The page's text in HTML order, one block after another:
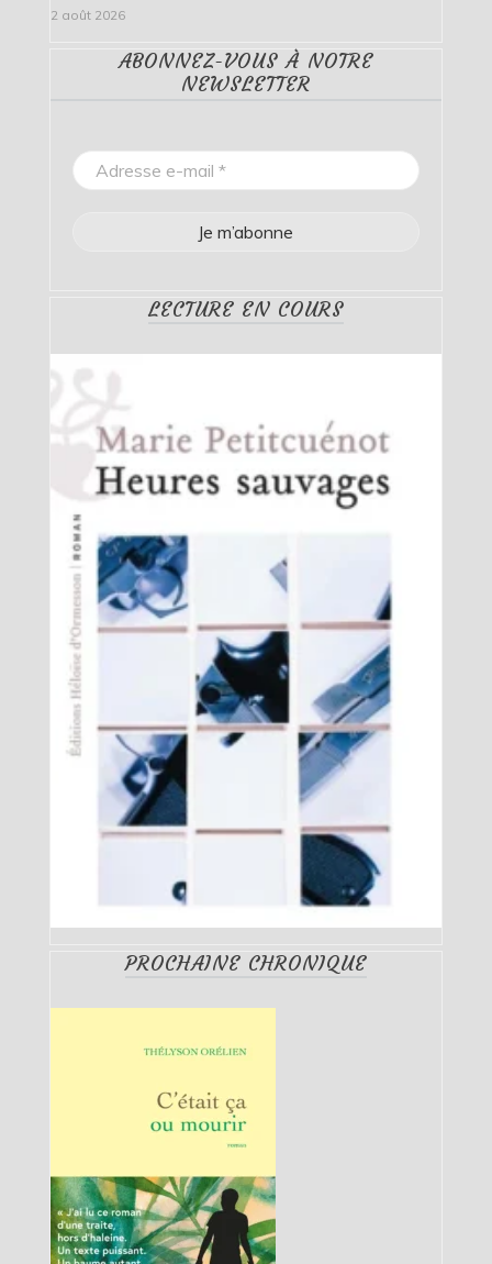
2 août 2026
ABONNEZ-VOUS À NOTRE
NEWSLETTER
LECTURE EN COURS
PROCHAINE CHRONIQUE